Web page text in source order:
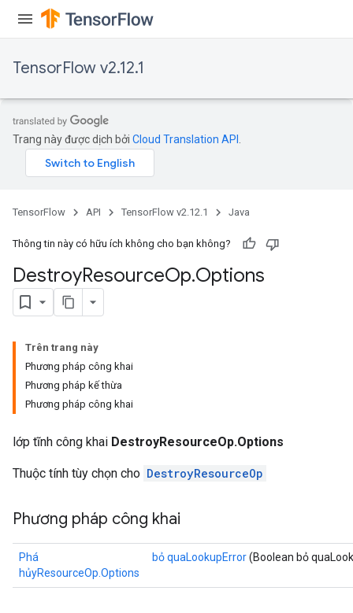
TensorFlow v2.12.1
Trang này được dịch bởi Cloud Translation API
TensorFlow API TensorFlow v2.12.1 Java
Thông tin này có hữu ích không cho bạn không?
DestroyResourceOp.Options
Trên trang này
Phương pháp công khai
Phương pháp kế thừa
Phương pháp công khai
lớp tĩnh công khai DestroyResourceOp.Options
Thuộc tính tùy chọn cho DestroyResourceOp
Phương pháp công khai
Phá
hủyResourceOp.Options
bỏ quaLookupError(Boolean bỏ